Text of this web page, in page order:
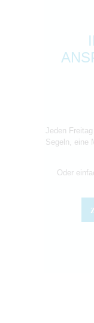
Jeden
Segeln, eine
Oder